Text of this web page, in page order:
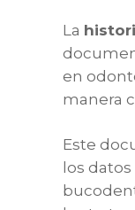
La
en
manera
Este
los